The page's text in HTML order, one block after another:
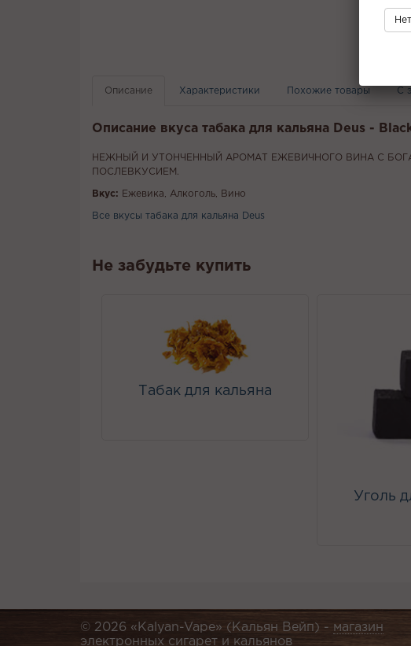
Описание Характеристики Похожие товары С
Описание вкуса табака для кальяна Deus -
НЕЖНЫЙ И УТОНЧЕННЫЙ АРОМАТ ЕЖЕВИЧНОГО ВИНА С
ПОСЛЕВКУСИЕМ.
Вкус: Ежевика, Алкоголь, Вино
Все вкусы табака для кальяна Deus
Не забудьте купить
Табак для кальяна
Уголь
© 2026 «Kalyan-Vape» (Кальян Вейп) - магазин
электронных сигарет и кальянов